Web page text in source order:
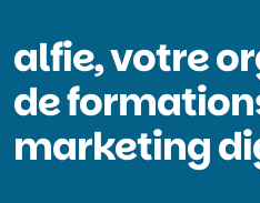
alfie, votre
de
marketing